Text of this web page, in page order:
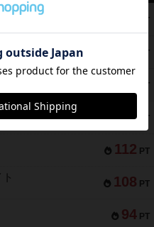
PT
PT
PT
203 PT
112 PT
108 PT
94 PT